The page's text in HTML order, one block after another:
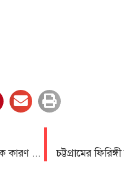
চট্টগ্রাম মহানগর স্বেচ্ছাসেবক দলের ১৯ নেতাকে কারণ দর্শানোর নোটিশ চট্টগ্রামের